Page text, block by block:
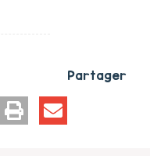
Partager